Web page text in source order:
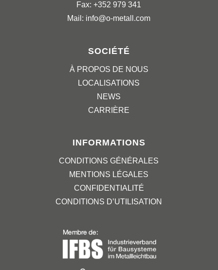
Fax: +352 979 341
Mail: info@o-metall.com
SOCIÉTÉ
À PROPOS DE NOUS
LOCALISATIONS
NEWS
CARRIÈRE
INFORMATIONS
CONDITIONS GÉNÉRALES
MENTIONS LÉGALES
CONFIDENTIALITÉ
CONDITIONS D’UTILISATION